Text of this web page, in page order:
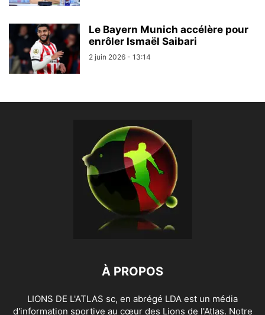
Le Bayern Munich accélère pour
enrôler Ismaël Saibari
2 juin 2026 - 13:14
À PROPOS
LIONS DE L'ATLAS sc, en abrégé LDA est un média
d'information sportive au cœur des Lions de l'Atlas. Notre